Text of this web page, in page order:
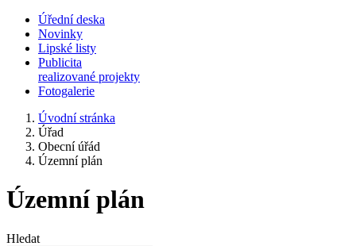
Úřední deska
Novinky
Lipské listy
Publicita
realizované projekty
Fotogalerie
Úvodní stránka
Úřad
Obecní úřád
Územní plán
Územní plán
Hledat